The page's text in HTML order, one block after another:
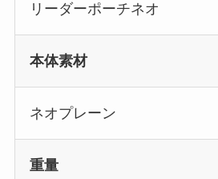
リーダーポーチネオ
本体素材
ネオプレーン
重量